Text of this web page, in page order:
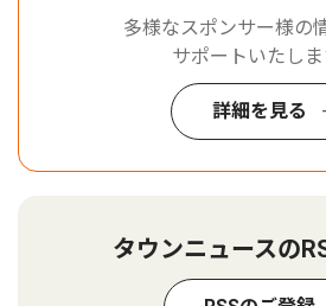
多様なスポンサー様の
サポートいたしま
詳細を見る
タウンニュースの